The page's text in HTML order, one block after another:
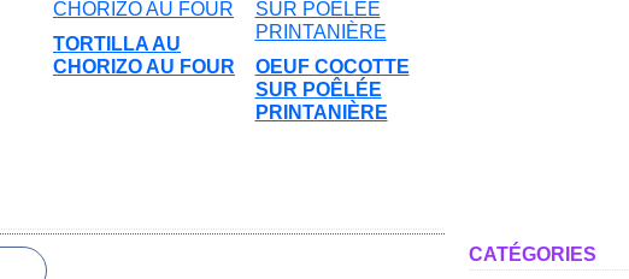
TORTILLA AU
CHORIZO AU FOUR
OEUF COCOTTE
SUR POÊLÉE
PRINTANIÈRE
CATÉGORIES